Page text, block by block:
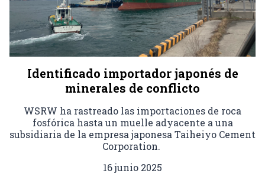
Identificado importador japonés de
minerales de conflicto
WSRW ha rastreado las importaciones de roca
fosfórica hasta un muelle adyacente a una
subsidiaria de la empresa japonesa Taiheiyo Cement
Corporation.
16 junio 2025